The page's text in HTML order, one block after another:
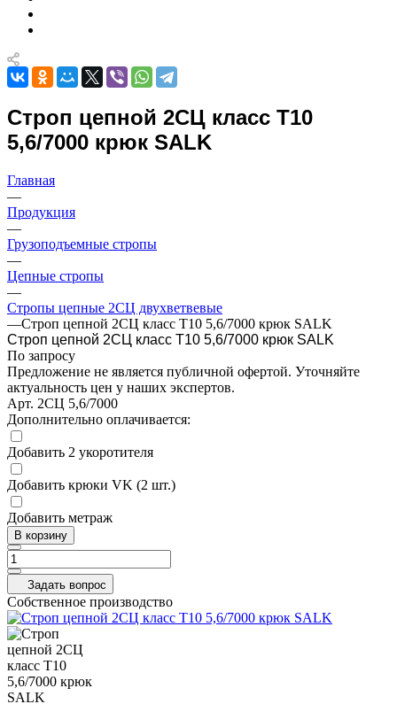
Строп цепной 2СЦ класс Т10
5,6/7000 крюк SALK
Главная
—
Продукция
—
Грузоподъемные стропы
—
Цепные стропы
—
Стропы цепные 2СЦ двухветвевые
—Строп цепной 2СЦ класс Т10 5,6/7000 крюк SALK
Строп цепной 2СЦ класс Т10 5,6/7000 крюк SALK
По запросу
Предложение не является публичной офертой. Уточняйте
актуальность цен у наших экспертов.
Арт. 2СЦ 5,6/7000
Дополнительно оплачивается:
Добавить 2 укоротителя
Добавить крюки VK (2 шт.)
Добавить метраж
В корзину
Задать вопрос
Собственное производство